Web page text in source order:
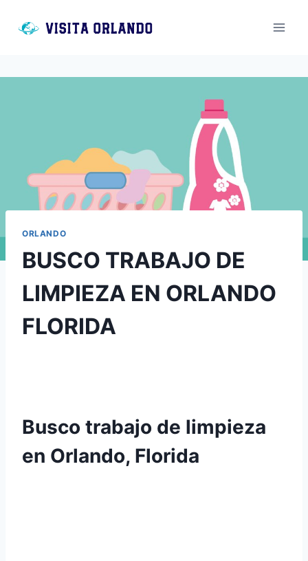
ORLANDO
BUSCO TRABAJO DE
LIMPIEZA EN ORLANDO
FLORIDA
Busco trabajo de limpieza
en Orlando, Florida